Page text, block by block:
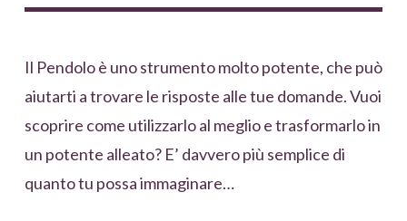
Il Pendolo è uno strumento molto potente, che può
aiutarti a trovare le risposte alle tue domande. Vuoi
scoprire come utilizzarlo al meglio e trasformarlo in
un potente alleato? E’ davvero più semplice di
quanto tu possa immaginare…